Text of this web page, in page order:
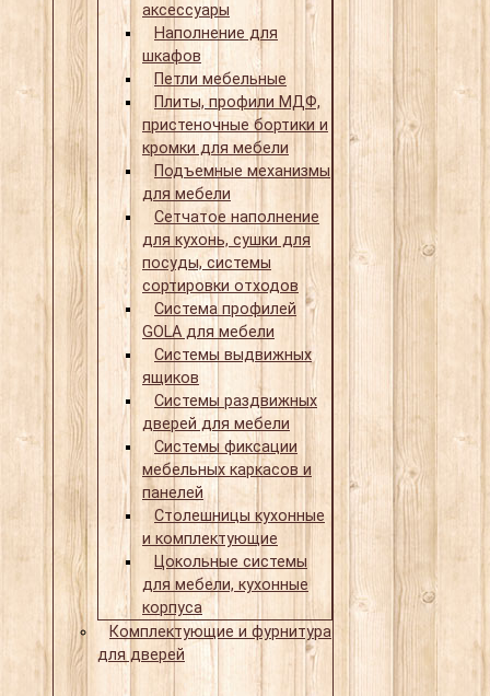
аксессуары
Наполнение для
шкафов
Петли мебельные
Плиты, профили МДФ,
пристеночные бортики и
кромки для мебели
Подъемные механизмы
для мебели
Сетчатое наполнение
для кухонь, сушки для
посуды, системы
сортировки отходов
Система профилей
GOLA для мебели
Системы выдвижных
ящиков
Системы раздвижных
дверей для мебели
Системы фиксации
мебельных каркасов и
панелей
Столешницы кухонные
и комплектующие
Цокольные системы
для мебели, кухонные
корпуса
Комплектующие и фурнитура
для дверей